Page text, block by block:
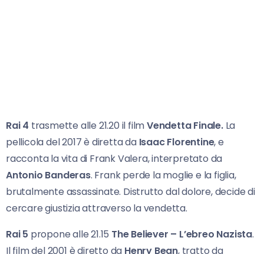
Rai 4 trasmette alle 21.20 il filmVendetta Finale. La
pellicola del 2017 è diretta da Isaac Florentine, e
racconta la vita di Frank Valera, interpretato da
Antonio Banderas. Frank perde la moglie e la figlia,
brutalmente assassinate. Distrutto dal dolore, decide di
cercare giustizia attraverso la vendetta.
Rai 5 propone alle 21.15 The Believer – L’ebreo Nazista.
Il film del 2001 è diretto da Henry Bean, tratto da